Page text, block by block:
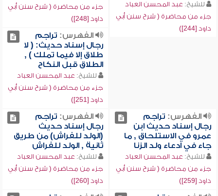
للشيخ: عبد المحسن العباد
جزء من محاضرة ( شرح سنن أبي
داود [244])
جزء من محاضرة ( شرح سنن أبي
داود [248])
الفهرس: تراجم
رجال إسناد حديث: ( لا
طلاق إلا فيما تملك ) ,
الطلاق قبل النكاح
للشيخ: عبد المحسن العباد
جزء من محاضرة ( شرح سنن أبي
داود [251])
الفهرس: تراجم
رجال إسناد حديث ابن
عمرو في الاستلحاق , ما
جاء في ادعاء ولد الزنا
للشيخ: عبد المحسن العباد
جزء من محاضرة ( شرح سنن أبي
داود [259])
الفهرس: تراجم
رجال إسناد حديث
(الولد للفراش) من طريق
ثانية , الولد للفراش
للشيخ: عبد المحسن العباد
جزء من محاضرة ( شرح سنن أبي
داود [260])